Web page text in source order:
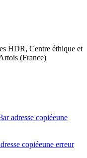
HDR, Centre éthique et
(France)
adresse copiéeune
copiéeune erreur